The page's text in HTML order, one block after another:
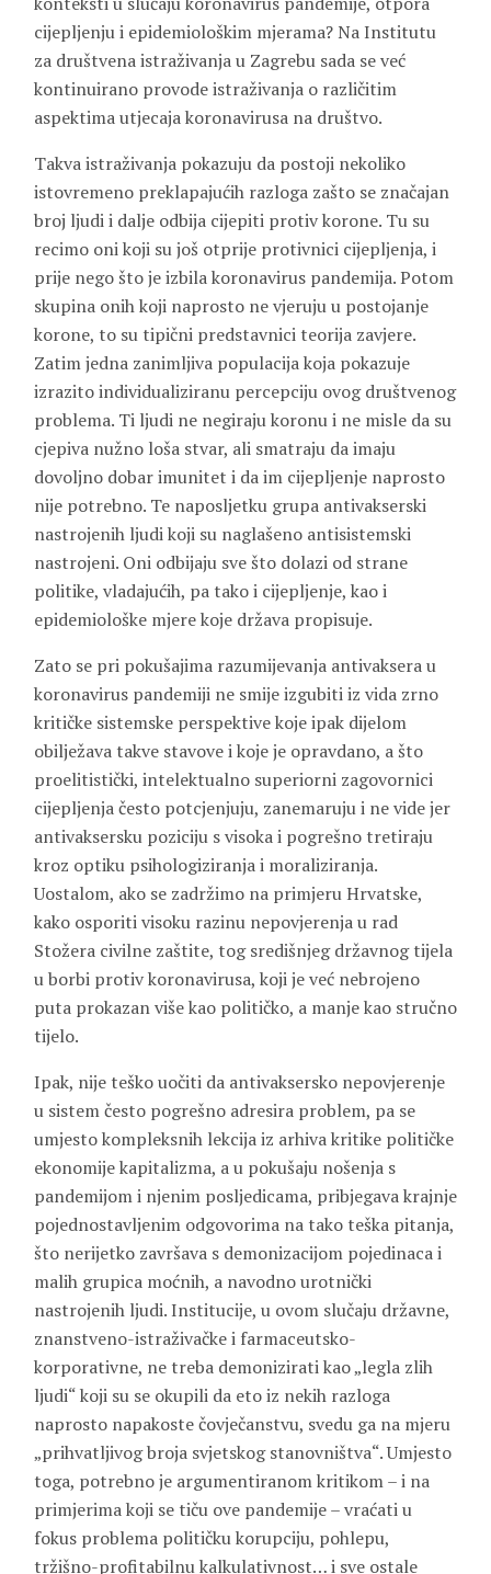
cijepljenju i epidemiološkim mjerama? Na Institutu
za društvena istraživanja u Zagrebu sada se već
kontinuirano provode istraživanja o različitim
aspektima utjecaja koronavirusa na društvo.
Takva istraživanja pokazuju da postoji nekoliko
istovremeno preklapajućih razloga zašto se značajan
broj ljudi i dalje odbija cijepiti protiv korone. Tu su
recimo oni koji su još otprije protivnici cijepljenja, i
prije nego što je izbila koronavirus pandemija. Potom
skupina onih koji naprosto ne vjeruju u postojanje
korone, to su tipični predstavnici teorija zavjere.
Zatim jedna zanimljiva populacija koja pokazuje
izrazito individualiziranu percepciju ovog društvenog
problema. Ti ljudi ne negiraju koronu i ne misle da su
cjepiva nužno loša stvar, ali smatraju da imaju
dovoljno dobar imunitet i da im cijepljenje naprosto
nije potrebno. Te naposljetku grupa antivakserski
nastrojenih ljudi koji su naglašeno antisistemski
nastrojeni. Oni odbijaju sve što dolazi od strane
politike, vladajućih, pa tako i cijepljenje, kao i
epidemiološke mjere koje država propisuje.
Zato se pri pokušajima razumijevanja antivaksera u
koronavirus pandemiji ne smije izgubiti iz vida zrno
kritičke sistemske perspektive koje ipak dijelom
obilježava takve stavove i koje je opravdano, a što
proelitistički, intelektualno superiorni zagovornici
cijepljenja često potcjenjuju, zanemaruju i ne vide jer
antivaksersku poziciju s visoka i pogrešno tretiraju
kroz optiku psihologiziranja i moraliziranja.
Uostalom, ako se zadržimo na primjeru Hrvatske,
kako osporiti visoku razinu nepovjerenja u rad
Stožera civilne zaštite, tog središnjeg državnog tijela
u borbi protiv koronavirusa, koji je već nebrojeno
puta prokazan više kao političko, a manje kao stručno
tijelo.
Ipak, nije teško uočiti da antivaksersko nepovjerenje
u sistem često pogrešno adresira problem, pa se
umjesto kompleksnih lekcija iz arhiva kritike političke
ekonomije kapitalizma, a u pokušaju nošenja s
pandemijom i njenim posljedicama, pribjegava krajnje
pojednostavljenim odgovorima na tako teška pitanja,
što nerijetko završava s demonizacijom pojedinaca i
malih grupica moćnih, a navodno urotnički
nastrojenih ljudi. Institucije, u ovom slučaju državne,
znanstveno-istraživačke i farmaceutsko-
korporativne, ne treba demonizirati kao „legla zlih
ljudi“ koji su se okupili da eto iz nekih razloga
naprosto napakoste čovječanstvu, svedu ga na mjeru
„prihvatljivog broja svjetskog stanovništva“. Umjesto
toga, potrebno je argumentiranom kritikom – i na
primjerima koji se tiču ove pandemije – vraćati u
fokus problema političku korupciju, pohlepu,
tržišno-profitabilnu kalkulativnost… i sve ostale